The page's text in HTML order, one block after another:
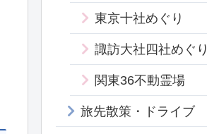
東京十社めぐり
諏訪大社四社めぐり
関東36不動霊場
旅先散策・ドライブ